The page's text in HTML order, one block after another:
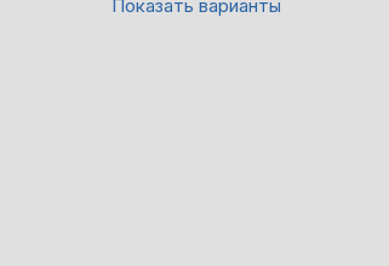
Показать варианты